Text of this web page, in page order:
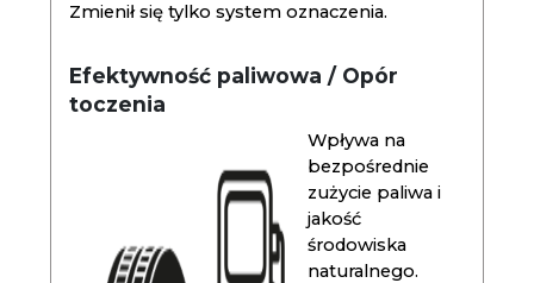
Zmienił się tylko system oznaczenia.
Efektywność paliwowa / Opór
toczenia
Wpływa na
bezpośrednie
zużycie paliwa i
jakość
środowiska
naturalnego.